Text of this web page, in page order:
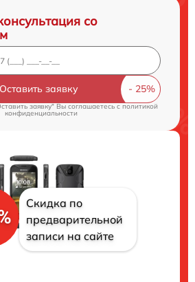
со
Оставить заявку
заявку" Вы соглашаетесь cполитикой
конфиденциальности
Скидка по
предварительной
записи на сайте